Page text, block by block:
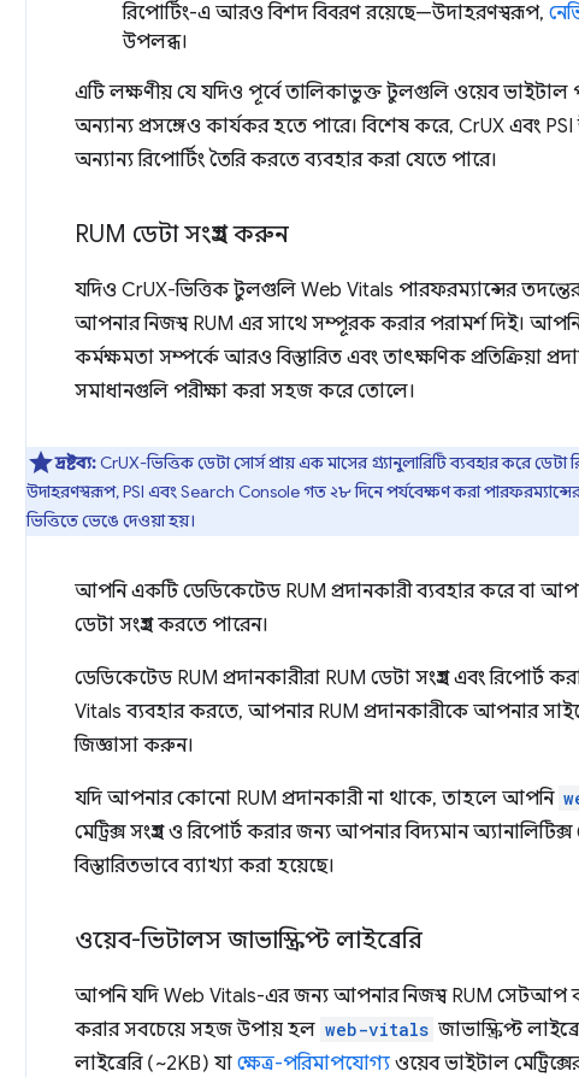
রিপোর্টিং-এ আরও বিশদ বিবরণ রয়েছে—উদাহরণস্বরূপ,
উপলব্ধ।
এটি লক্ষণীয় যে যদিও পূর্বে তালিকাভুক্ত টুলগুলি ওয়েব
অন্যান্য প্রসঙ্গেও কার্যকর হতে পারে। বিশেষ করে, CrUX এবং
অন্যান্য রিপোর্টিং তৈরি করতে ব্যবহার করা যেতে পারে।
RUM ডেটা সংগ্রহ করুন
যদিও CrUX-ভিত্তিক টুলগুলি Web Vitals পারফরম্যান্সের
আপনার নিজস্ব RUM এর সাথে সম্পূরক করার পরামর্শ দিই।
কর্মক্ষমতা সম্পর্কে আরও বিস্তারিত এবং তাৎক্ষণিক প্রতিক্রিয়া
সমাধানগুলি পরীক্ষা করা সহজ করে তোলে।
দ্রষ্টব্য: CrUX-ভিত্তিক ডেটা সোর্স প্রায় এক মাসের গ্র্যানুলারিটি ব্যবহার করে
উদাহরণস্বরূপ, PSI এবং Search Console গত ২৮ দিনে পর্যবেক্ষণ করা
ভিত্তিতে ভেঙে দেওয়া হয়।
আপনি একটি ডেডিকেটেড RUM প্রদানকারী ব্যবহার করে বা
ডেটা সংগ্রহ করতে পারেন।
ডেডিকেটেড RUM প্রদানকারীরা RUM ডেটা সংগ্রহ এবং রিপোর্ট
Vitals ব্যবহার করতে, আপনার RUM প্রদানকারীকে আপনার
জিজ্ঞাসা করুন।
যদি আপনার কোনো RUM প্রদানকারী না থাকে, তাহলে আপনি
মেট্রিক্স সংগ্রহ ও রিপোর্ট করার জন্য আপনার বিদ্যমান
বিস্তারিতভাবে ব্যাখ্যা করা হয়েছে।
ওয়েব-ভিটালস জাভাস্ক্রিপ্ট লাইব্রেরি
আপনি যদি Web Vitals-এর জন্য আপনার নিজস্ব RUM সেটআপ
করার সবচেয়ে সহজ উপায় হল web-vitals জাভাস্ক্রিপ্ট
লাইব্রেরি (~2KB) যা ক্ষেত্র-পরিমাপযোগ্য ওয়েব ভাইটাল